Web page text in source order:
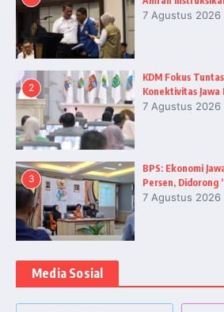
7 Agustus 2026
2
KDM Fokus
Konektivitas
7 Agustus 2026
3
BPS: Ekonomi
Persen, Didorong
7 Agustus 2026
Media Sosial